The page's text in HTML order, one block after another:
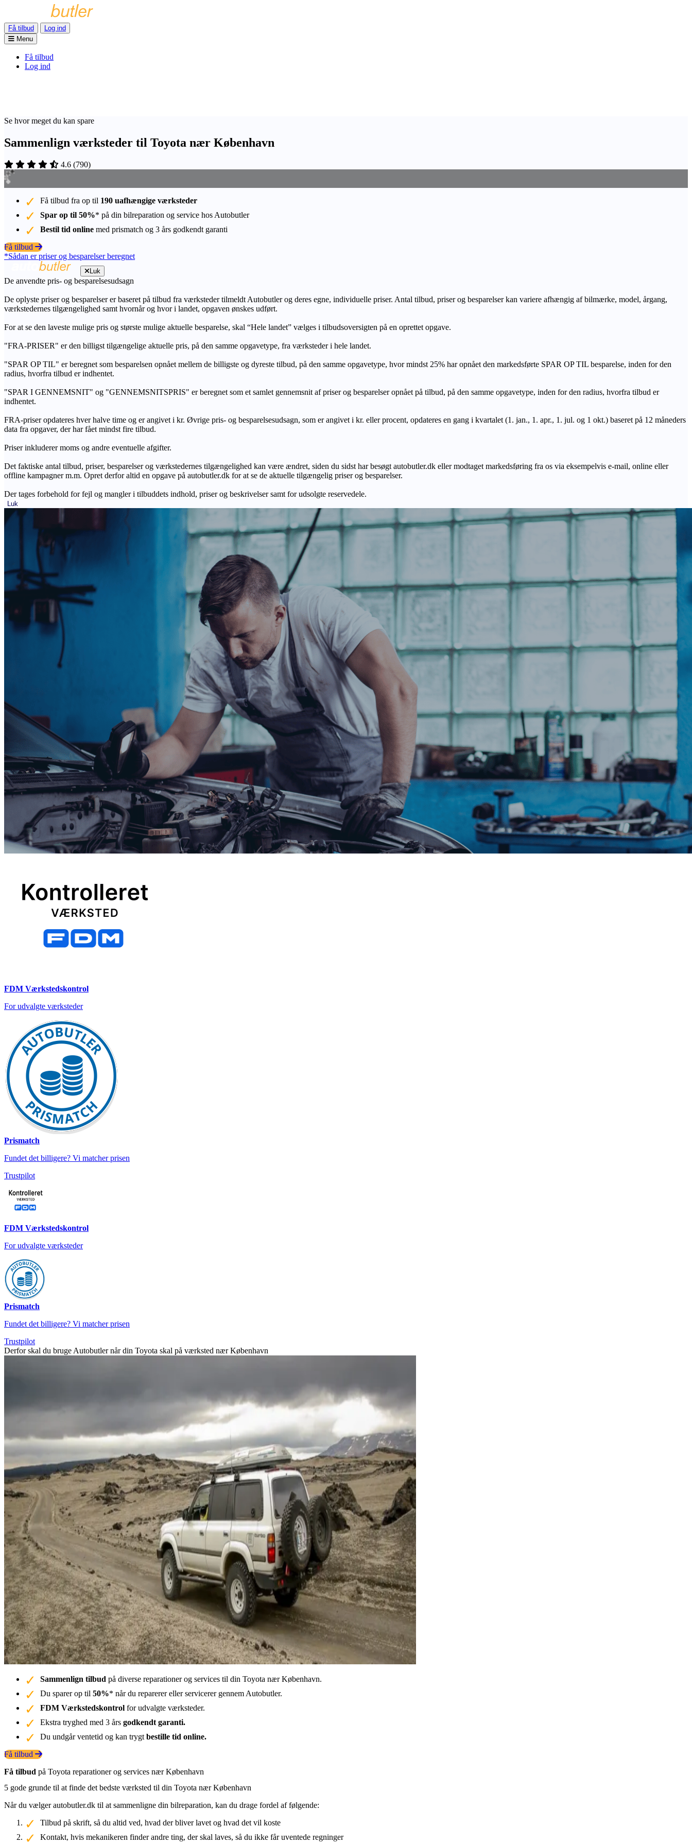
Få tilbud
Log ind
Menu
Få tilbud
Log ind
Se hvor meget du kan spare
Sammenlign værksteder til Toyota nær København
4.6 (790)
Få tilbud fra op til 190 uafhængige værksteder
Spar op til 50%* på din bilreparation og service hos Autobutler
Bestil tid online med prismatch og 3 års godkendt garanti
Få tilbud
*Sådan er priser og besparelser beregnet
Luk
De anvendte pris- og besparelsesudsagn
De oplyste priser og besparelser er baseret på tilbud fra værksteder tilmeldt Autobutler og deres egne, individuelle priser. Antal tilbud, priser og besparelser kan variere afhængig af bilmærke, model, årgang,
værkstedernes tilgængelighed samt hvornår og hvor i landet, opgaven ønskes udført.
For at se den laveste mulige pris og største mulige aktuelle besparelse, skal “Hele landet” vælges i tilbudsoversigten på en oprettet opgave.
"FRA-PRISER" er den billigst tilgængelige aktuelle pris, på den samme opgavetype, fra værksteder i hele landet.
"SPAR OP TIL" er beregnet som besparelsen opnået mellem de billigste og dyreste tilbud, på den samme opgavetype, hvor mindst 25% har opnået den markedsførte SPAR OP TIL besparelse, inden for den
radius, hvorfra tilbud er indhentet.
"SPAR I GENNEMSNIT" og "GENNEMSNITSPRIS" er beregnet som et samlet gennemsnit af priser og besparelser opnået på tilbud, på den samme opgavetype, inden for den radius, hvorfra tilbud er
indhentet.
FRA-priser opdateres hver halve time og er angivet i kr. Øvrige pris- og besparelsesudsagn, som er angivet i kr. eller procent, opdateres en gang i kvartalet (1. jan., 1. apr., 1. jul. og 1 okt.) baseret på 12 måneders
data fra opgaver, der har fået mindst fire tilbud.
Priser inkluderer moms og andre eventuelle afgifter.
Det faktiske antal tilbud, priser, besparelser og værkstedernes tilgængelighed kan være ændret, siden du sidst har besøgt autobutler.dk eller modtaget markedsføring fra os via eksempelvis e-mail, online eller
offline kampagner m.m. Opret derfor altid en opgave på autobutler.dk for at se de aktuelle tilgængelig priser og besparelser.
Der tages forbehold for fejl og mangler i tilbuddets indhold, priser og beskrivelser samt for udsolgte reservedele.
Luk
FDM Værkstedskontrol
For udvalgte værksteder
Prismatch
Fundet det billigere? Vi matcher prisen
Trustpilot
FDM Værkstedskontrol
For udvalgte værksteder
Prismatch
Fundet det billigere? Vi matcher prisen
Trustpilot
Derfor skal du bruge Autobutler når din Toyota skal på værksted nær København
Sammenlign tilbud på diverse reparationer og services til din Toyota nær København.
Du sparer op til 50%* når du reparerer eller servicerer gennem Autobutler.
FDM Værkstedskontrol for udvalgte værksteder.
Ekstra tryghed med 3 års godkendt garanti.
Du undgår ventetid og kan trygt bestille tid online.
Få tilbud
Få tilbud på Toyota reparationer og services nær København
5 gode grunde til at finde det bedste værksted til din Toyota nær København
Når du vælger autobutler.dk til at sammenligne din bilreparation, kan du drage fordel af følgende:
Tilbud på skrift, så du altid ved, hvad der bliver lavet og hvad det vil koste
Kontakt, hvis mekanikeren finder andre ting, der skal laves, så du ikke får uventede regninger